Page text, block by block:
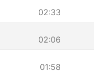
02:33
02:06
01:58